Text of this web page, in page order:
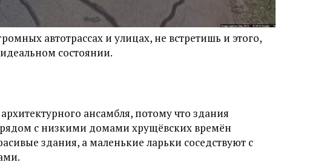
автотрассах и улицах, не встретишь и этого,
состоянии.
ансамбля, потому что здания
с низкими домами хрущёвских времён
здания, а маленькие ларьки соседствуют с